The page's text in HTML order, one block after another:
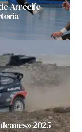
Arrecife
2025